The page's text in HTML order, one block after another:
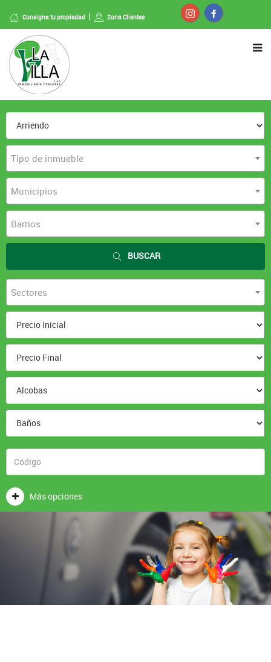
Consigna tu propiedad Zona Clientes
Tipo de inmueble
Municipios
Barrios
BUSCAR
Sectores
Más opciones